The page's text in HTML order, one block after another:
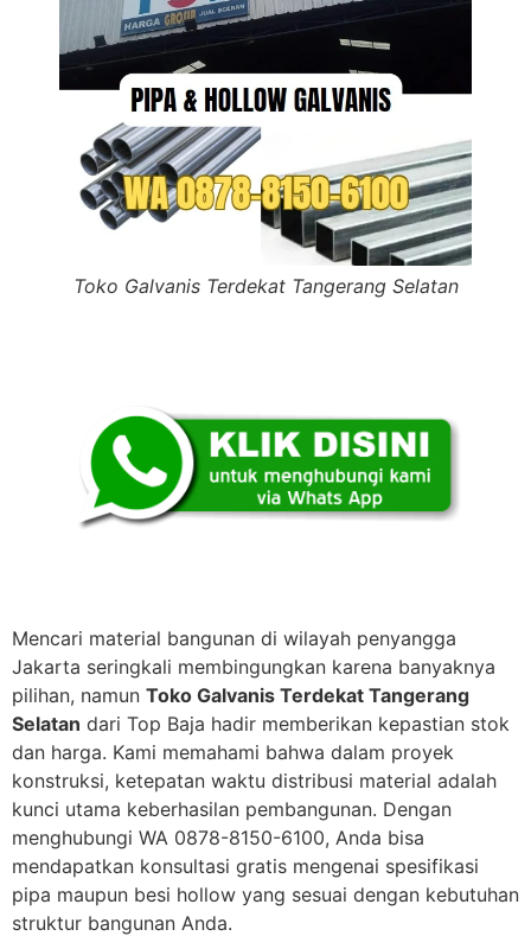
Toko Galvanis Terdekat Tangerang Selatan
Mencari material bangunan di wilayah penyangga
Jakarta seringkali membingungkan karena banyaknya
pilihan, namun Toko Galvanis Terdekat Tangerang
Selatan dari Top Baja hadir memberikan kepastian stok
dan harga. Kami memahami bahwa dalam proyek
konstruksi, ketepatan waktu distribusi material adalah
kunci utama keberhasilan pembangunan. Dengan
menghubungi WA 0878-8150-6100, Anda bisa
mendapatkan konsultasi gratis mengenai spesifikasi
pipa maupun besi hollow yang sesuai dengan kebutuhan
struktur bangunan Anda.